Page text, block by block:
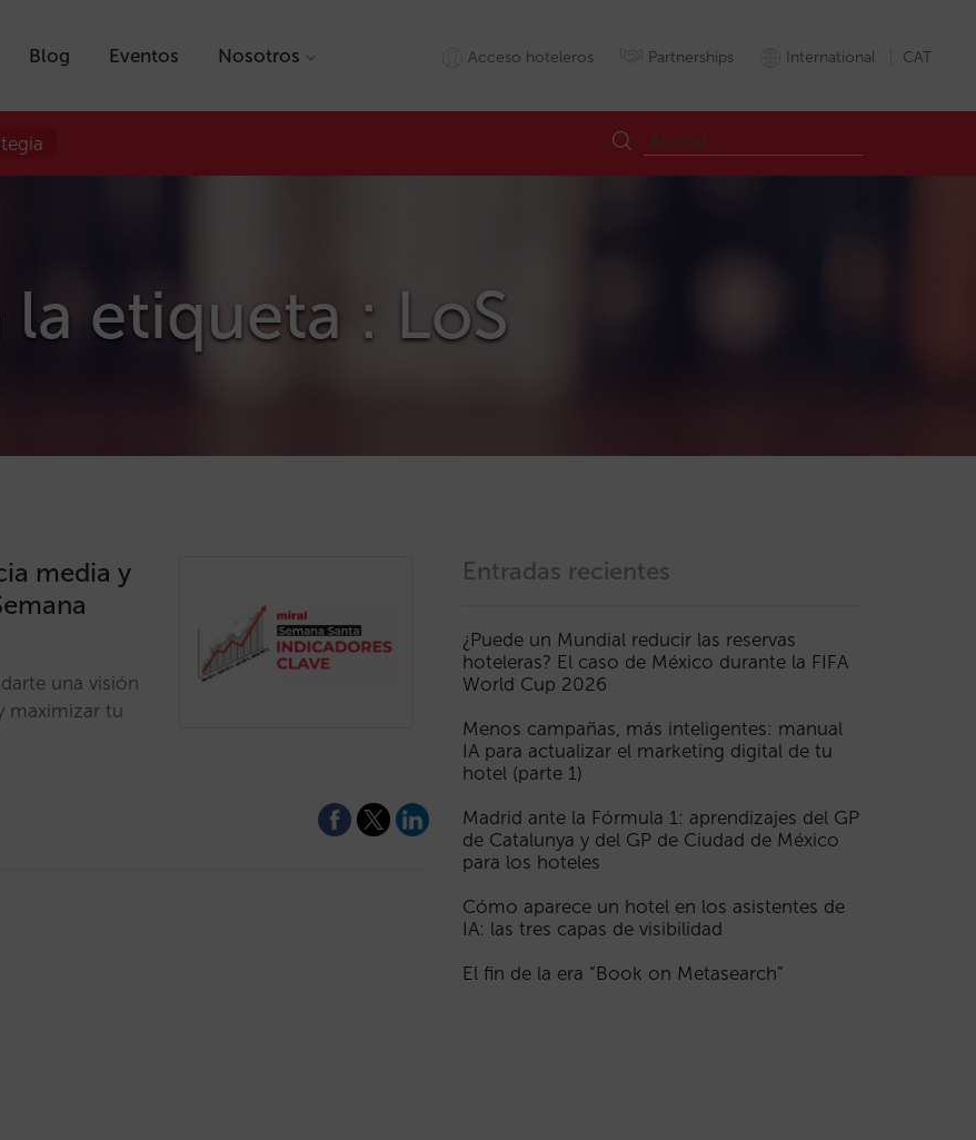
Blog Eventos Nosotros Acceso hoteleros Partnerships International CAT
etiqueta : LoS
media y
una visión
maximizar tu
Entradas recientes
¿Puede un Mundial reducir las reservas
hoteleras? El caso de México durante la FIFA
World Cup 2026
Menos campañas, más inteligentes: manual
IA para actualizar el marketing digital de tu
hotel (parte 1)
Madrid ante la Fórmula 1: aprendizajes del GP
de Catalunya y del GP de Ciudad de México
para los hoteles
Cómo aparece un hotel en los asistentes de
IA: las tres capas de visibilidad
El fin de la era “Book on Metasearch”